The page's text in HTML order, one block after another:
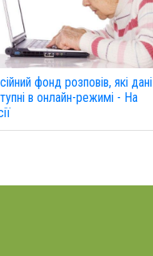
фонд розповів, які дані
в онлайн-режимі - На